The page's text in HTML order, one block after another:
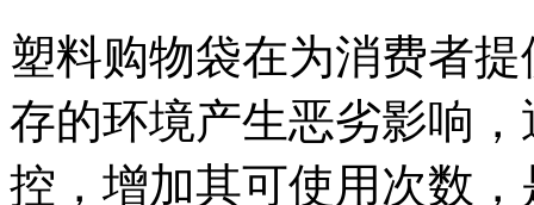
塑料购物袋在为消费者
存的环境产生恶劣影响
控，增加其可使用次数